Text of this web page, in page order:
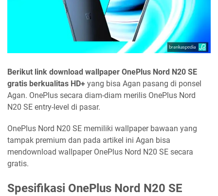
Berikut link download wallpaper OnePlus Nord N20 SE
gratis berkualitas HD+ yang bisa Agan pasang di ponsel
Agan. OnePlus secara diam-diam merilis OnePlus Nord
N20 SE entry-level di pasar.
OnePlus Nord N20 SE memiliki wallpaper bawaan yang
tampak premium dan pada artikel ini Agan bisa
mendownload wallpaper OnePlus Nord N20 SE secara
gratis.
Spesifikasi OnePlus Nord N20 SE